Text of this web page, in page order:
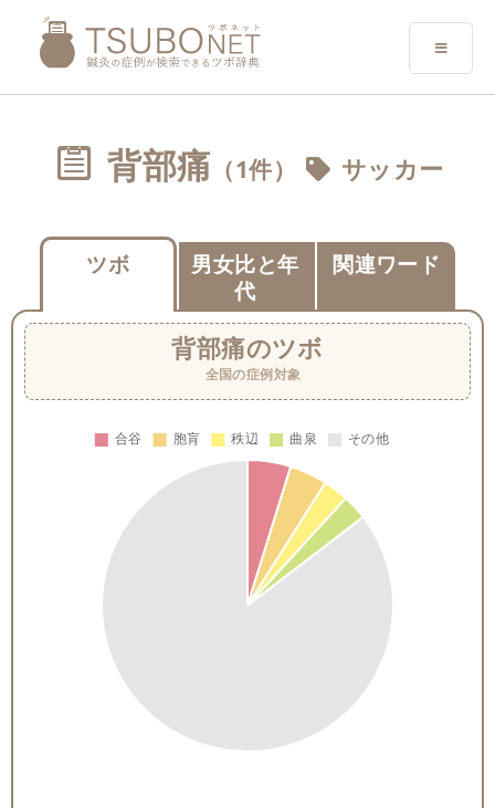
背部痛 （1件） サッカー
ツボ
男女比と年
代
関連ワード
背部痛のツボ
全国の症例対象